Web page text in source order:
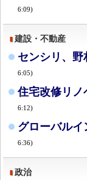
6:09)
建設・不動産
センシリ、
6:05)
住宅改修リノ
6:12)
グローバル
6:36)
政治